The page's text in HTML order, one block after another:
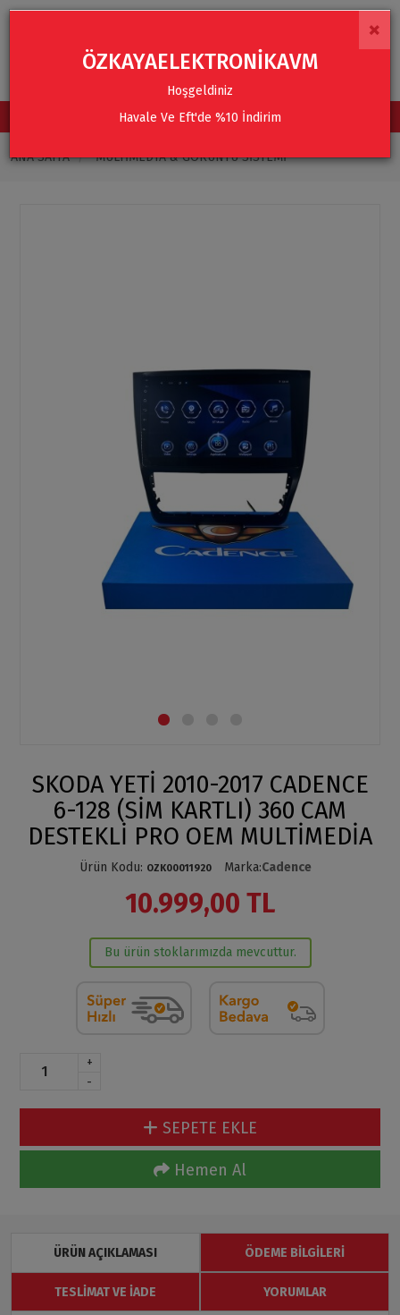
TÜM KATEGORİLER
ANA SAYFA MULTIMEDYA & GÖRÜNTÜ SISTEMI
SKODA YETİ 2010-2017 CADENCE
6-128 (SİM KARTLI) 360 CAM
DESTEKLİ PRO OEM MULTİMEDİA
Ürün Kodu: OZK00011920 Marka:Cadence
10.999,00 TL
Bu ürün stoklarımızda mevcuttur.
+
-
SEPETE EKLE
Hemen Al
ÜRÜN AÇIKLAMASI ÖDEME BILGILERI
TESLIMAT VE İADE YORUMLAR
×
ÖZKAYAELEKTRONİKAVM
Hoşgeldiniz
Havale Ve Eft'de %10 İndirim